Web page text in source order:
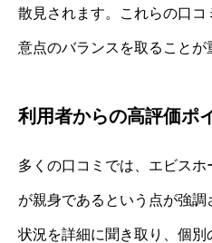
散見されます。これらの口
意点のバランスを取ることが
利用者からの高評価ポ
多くの口コミでは、エビス
が親身であるという点が強
状況を詳細に聞き取り、個別